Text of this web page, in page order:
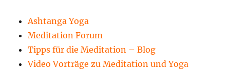
Ashtanga Yoga
Meditation Forum
Tipps für die Meditation – Blog
Video Vorträge zu Meditation und Yoga